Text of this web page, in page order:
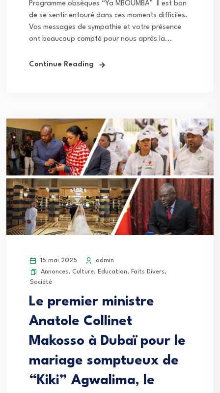
Programme obsèques “Ya MBOUMBA” Il est bon
de se sentir entouré dans ces moments difficiles.
Vos messages de sympathie et votre présence
ont beaucoup compté pour nous après la...
Continue Reading
15 mai 2025
admin
Annonces, Culture, Education, Faits Divers,
Société
Le premier ministre
Anatole Collinet
Makosso à Dubaï pour le
mariage somptueux de
“Kiki” Agwalima, le